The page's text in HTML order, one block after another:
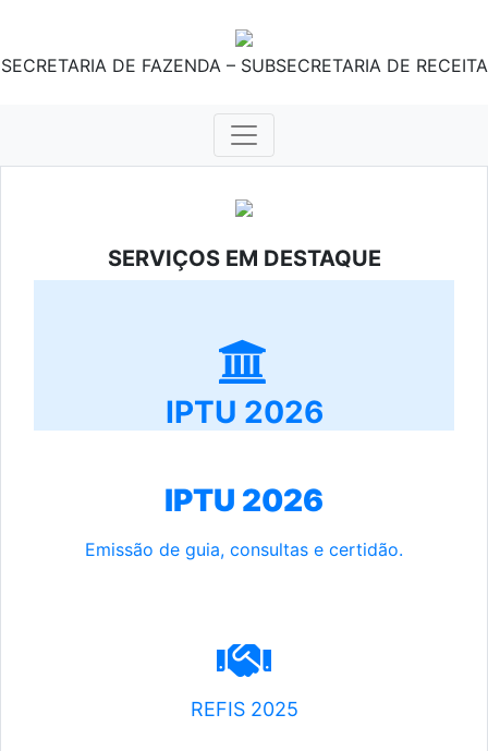
SECRETARIA DE FAZENDA – SUBSECRETARIA DE RECEITA
SERVIÇOS EM DESTAQUE
IPTU 2026
IPTU 2026
Emissão de guia, consultas e certidão.
REFIS 2025